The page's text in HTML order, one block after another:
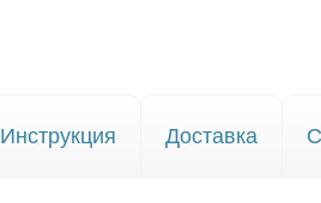
Инструкция Доставка